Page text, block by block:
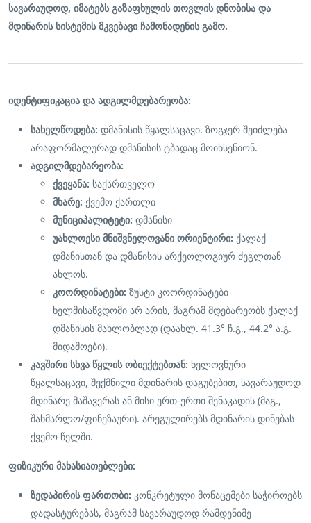
სავარაუდოდ, იმატებს გაზაფხულის თოვლის დნობისა და
მდინარის სისტემის მკვებავი ჩამონადენის გამო.
იდენტიფიკაცია და ადგილმდებარეობა:
სახელწოდება: დმანისის წყალსაცავი. ზოგჯერ შეიძლება
არაფორმალურად დმანისის ტბადაც მოიხსენიონ.
ადგილმდებარეობა:
ქვეყანა: საქართველო
მხარე: ქვემო ქართლი
მუნიციპალიტეტი: დმანისი
უახლოესი მნიშვნელოვანი ორიენტირი: ქალაქ
დმანისთან და დმანისის არქეოლოგიურ ძეგლთან
ახლოს.
კოორდინატები: ზუსტი კოორდინატები
ხელმისაწვდომი არ არის, მაგრამ მდებარეობს ქალაქ
დმანისის მახლობლად (დაახლ. 41.3° ჩ.გ., 44.2° ა.გ.
მიდამოები).
კავშირი სხვა წყლის ობიექტებთან: ხელოვნური
წყალსაცავი, შექმნილი მდინარის დაგუბებით, სავარაუდოდ
მდინარე მაშავერას ან მისი ერთ-ერთი შენაკადის (მაგ.,
შახმარლო/ფინეზაური). არეგულირებს მდინარის დინებას
ქვემო წელში.
ფიზიკური მახასიათებლები:
ზედაპირის ფართობი: კონკრეტული მონაცემები საჭიროებს
დადასტურებას, მაგრამ სავარაუდოდ რამდენიმე